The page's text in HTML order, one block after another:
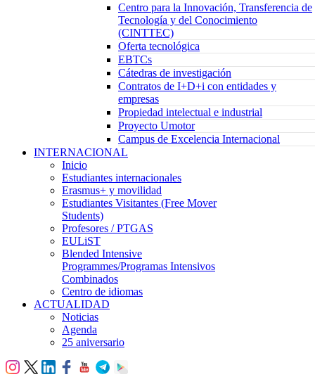
Centro para la Innovación, Transferencia de
Tecnología y del Conocimiento
(CINTTEC)
Oferta tecnológica
EBTCs
Cátedras de investigación
Contratos de I+D+i con entidades y
empresas
Propiedad intelectual e industrial
Proyecto Umotor
Campus de Excelencia Internacional
INTERNACIONAL
Inicio
Estudiantes internacionales
Erasmus+ y movilidad
Estudiantes Visitantes (Free Mover
Students)
Profesores / PTGAS
EULiST
Blended Intensive
Programmes/Programas Intensivos
Combinados
Centro de idiomas
ACTUALIDAD
Noticias
Agenda
25 aniversario